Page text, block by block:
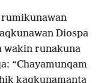
rumikunawan
Diospa
wakin runakuna
“Chayamunqam
kaqkunamanta